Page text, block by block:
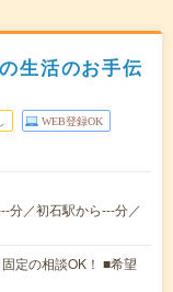
生活のお手伝
WEB登録OK
分／初石駅から---分／
定の相談OK！ ■希望